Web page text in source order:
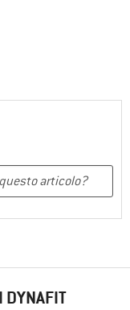
DYNAFIT